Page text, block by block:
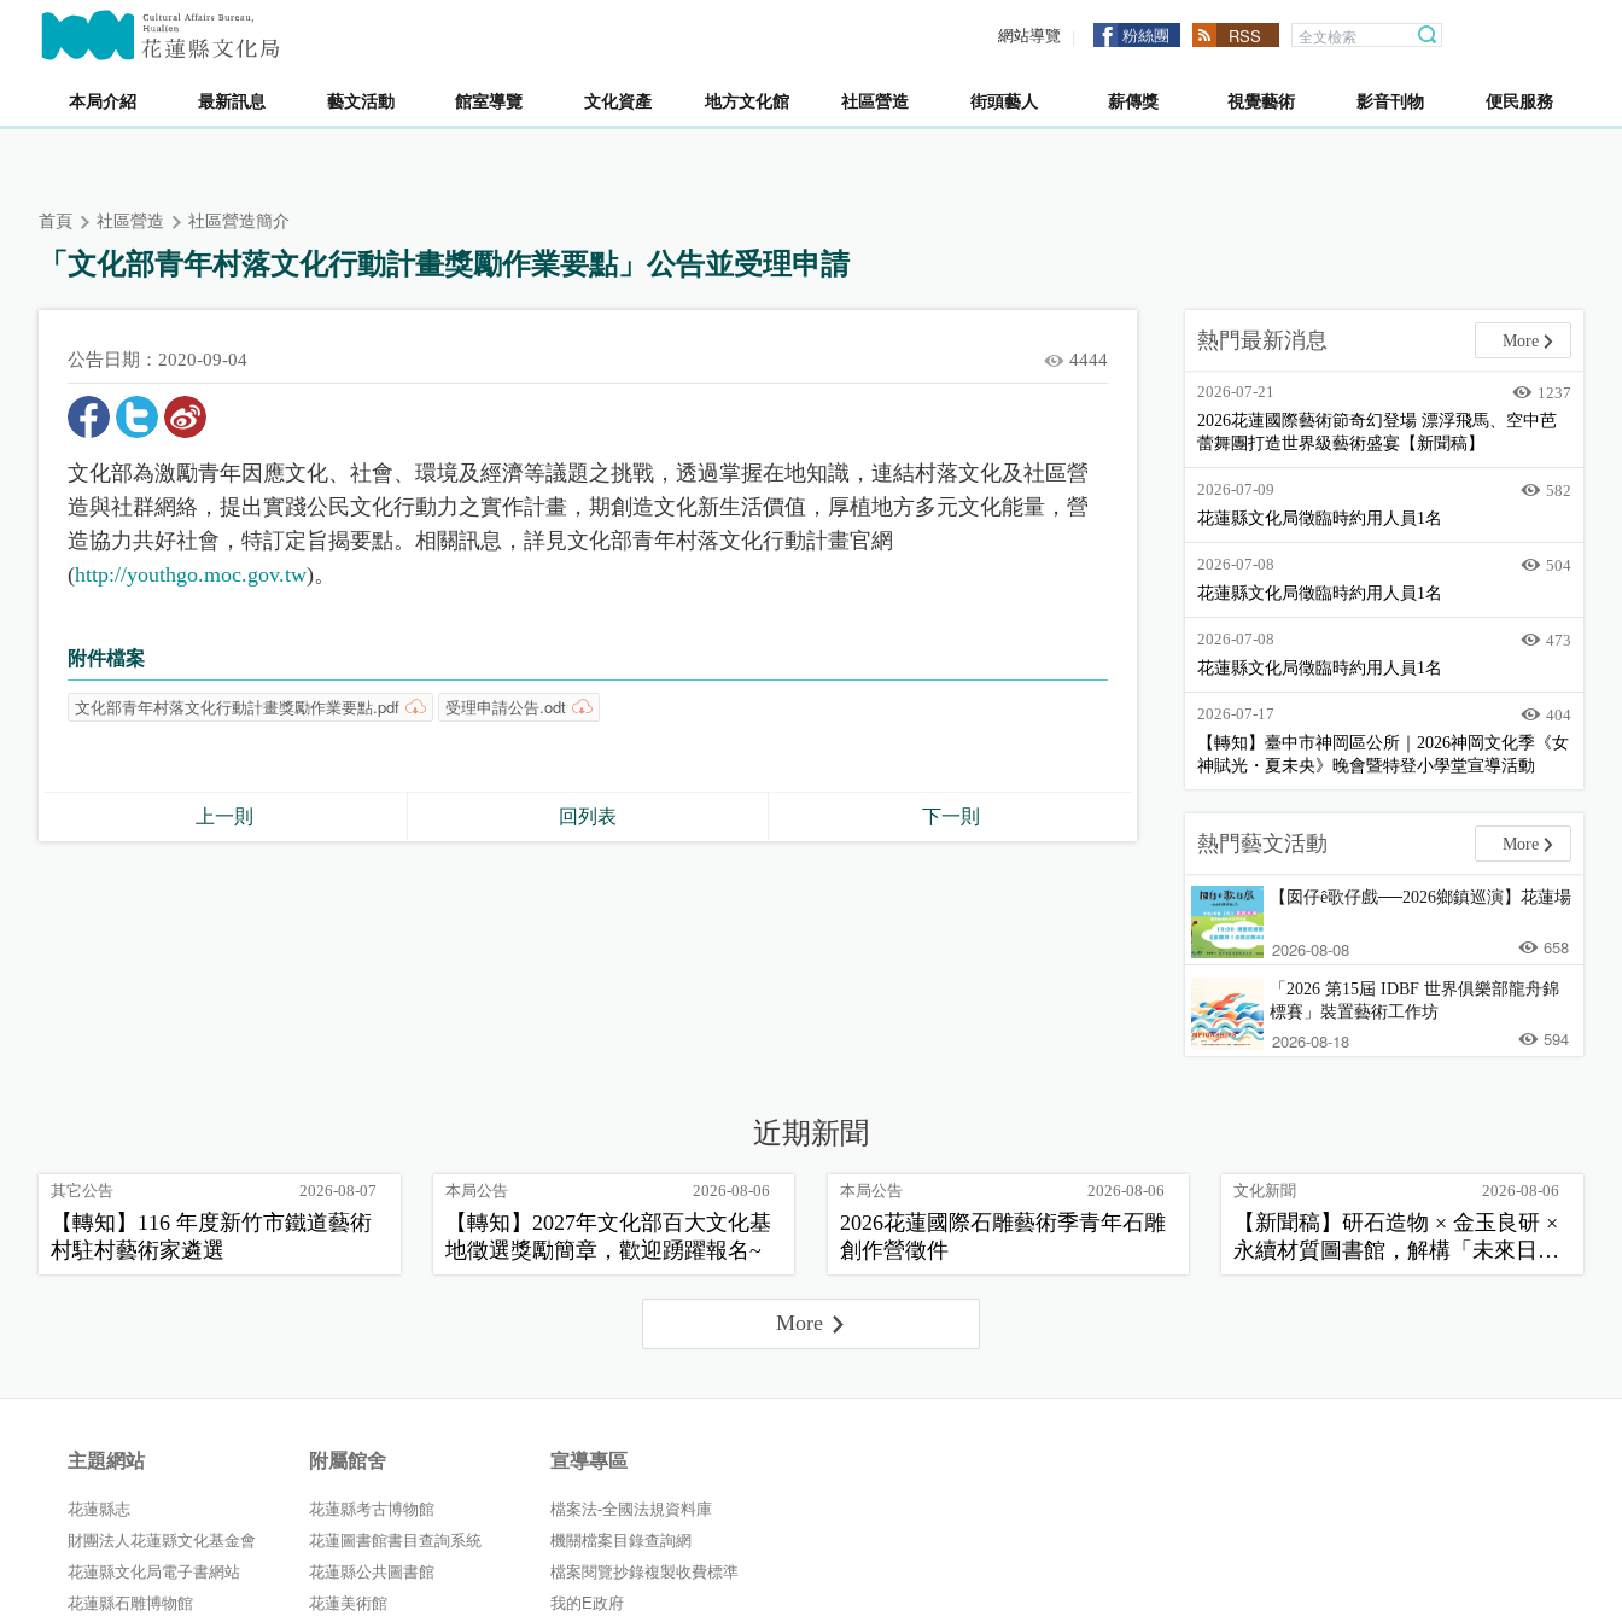
內
網站導覽 粉絲團 RSS
本局介紹 最新訊息 藝文活動 館室導覽 文化資產 地方文化館 社區營造 街頭藝人 薪傳獎 視覺藝術 影音刊物 便民服務
主要內容區塊
首頁 社區營造 社區營造簡介
「文化部青年村落文化行動計畫獎勵作業要點」公告並受理申請
公告日期：2020-09-04 4444
文化部為激勵青年因應文化、社會、環境及經濟等議題之挑戰，透過掌握在地知識，連結村落文化及社區營
造與社群網絡，提出實踐公民文化行動力之實作計畫，期創造文化新生活價值，厚植地方多元文化能量，營
造協力共好社會，特訂定旨揭要點。相關訊息，詳見文化部青年村落文化行動計畫官網
(http://youthgo.moc.gov.tw)。
附件檔案
文化部青年村落文化行動計畫獎勵作業要點.pdf 受理申請公告.odt
上一則 回列表 下一則
熱門最新消息 More
2026-07-21
1237
2026花蓮國際藝術節奇幻登場 漂浮飛馬、空中芭
蕾舞團打造世界級藝術盛宴【新聞稿】
2026-07-09
582
花蓮縣文化局徵臨時約用人員1名
2026-07-08
504
花蓮縣文化局徵臨時約用人員1名
2026-07-08
473
花蓮縣文化局徵臨時約用人員1名
2026-07-17
404
【轉知】臺中市神岡區公所｜2026神岡文化季《女
神賦光・夏未央》晚會暨特登小學堂宣導活動
熱門藝文活動 More
【囡仔ê歌仔戲──2026鄉鎮巡演】花蓮場
2026-08-08 658
「2026 第15屆 IDBF 世界俱樂部龍舟錦
標賽」裝置藝術工作坊
2026-08-18 594
近期新聞
其它公告 2026-08-07
【轉知】116 年度新竹市鐵道藝術
村駐村藝術家遴選
本局公告 2026-08-06
【轉知】2027年文化部百大文化基
地徵選獎勵簡章，歡迎踴躍報名~
本局公告 2026-08-06
2026花蓮國際石雕藝術季青年石雕
創作營徵件
文化新聞 2026-08-06
【新聞稿】研石造物 × 金玉良研 ×
永續材質圖書館，解構「未來日
常」新樣貌
More
主題網站
花蓮縣志
財團法人花蓮縣文化基金會
花蓮縣文化局電子書網站
花蓮縣石雕博物館
附屬館舍
花蓮縣考古博物館
花蓮圖書館書目查詢系統
花蓮縣公共圖書館
花蓮美術館
宣導專區
檔案法-全國法規資料庫
機關檔案目錄查詢網
檔案閱覽抄錄複製收費標準
我的E政府